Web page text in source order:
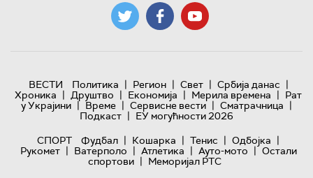
ВЕСТИ Политика | Регион | Свет | Србија данас |
Хроника | Друштво | Економија | Мерила времена | Рат
у Украјини | Време | Сервисне вести | Сматрачница |
Подкаст | ЕУ могућности 2026
СПОРТ
Фудбал | Кошарка | Тенис | Одбојка |
Рукомет | Ватерполо | Атлетика | Ауто-мото | Остали
спортови | Меморијал РТС